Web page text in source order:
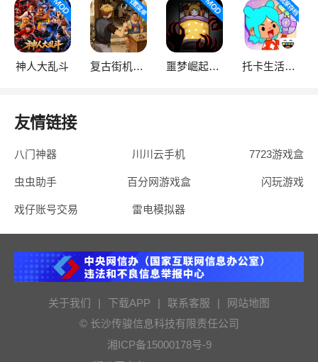
神人大乱斗 复古街机大亨 噩梦崛起：生存 托卡生活：世界
友情链接
八门神器 川川云手机 7723游戏盒
虫虫助手 百分网游戏盒 闪玩游戏
戏仔账号交易 雷电模拟器
关于我们 | 下载APP | 联系客服 |
网站地图
© 长沙传骏信息科技有限责任公司
湘ICP备15000178号-9